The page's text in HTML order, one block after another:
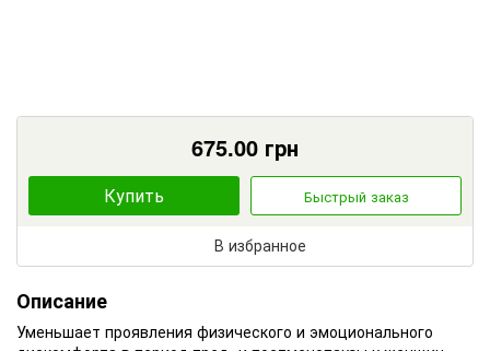
675.00 грн
Купить Быстрый заказ
В избранное
Описание
Уменьшает проявления физического и эмоционального